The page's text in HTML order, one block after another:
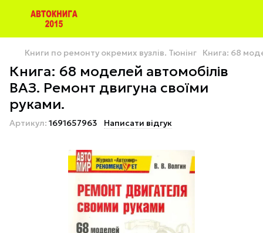
Книги по ремонту окремих вузлів. Тюнінг Книга: 68
Книга: 68 моделей автомобілів
ВАЗ. Ремонт двигуна своїми
руками.
Артикул: 1691657963 Написати відгук